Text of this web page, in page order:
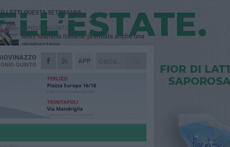
APP
QUINTO
LETTI QUESTA SETTIMANA
LUNEDÌ 3 AGOSTO
Miss Mamma Italiana: premiata anche una
giovinazzese
MARTEDÌ 4 AGOSTO
Liquidi oleosi sul litorale di Giovinazzo,
VENERDÌ 7 AGOSTO
Lavori sul litorale, gli aggiornamenti del
MERCOLEDÌ 5 AGOSTO